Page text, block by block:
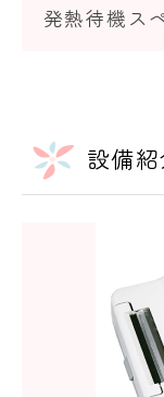
発熱待機ス
設備